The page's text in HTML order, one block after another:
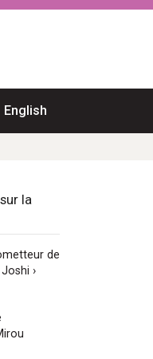
English
la
de
›